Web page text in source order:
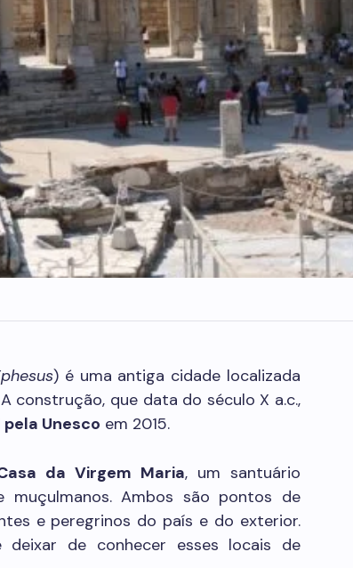
) é uma antiga cidade localizada
construção, que data do século X a.c.,
Unesco em 2015.
da Virgem Maria, um santuário
Ambos são pontos de
e peregrinos do país e do exterior.
de conhecer esses locais de